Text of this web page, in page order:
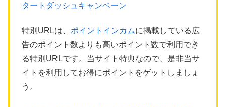
タートダッシュキャンペーン
特別URLは、 ポイントインカムに掲載している広
告のポイント数よりも高いポイント数で利用でき
る特別URLです。当サイト特典なので、是非当サ
イトを利用してお得にポイントをゲットしましょ
う。